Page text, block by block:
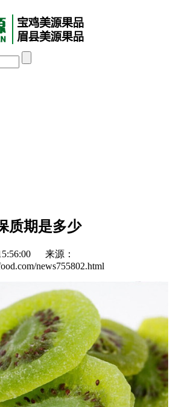
质期是多少
来源：
news755802.html